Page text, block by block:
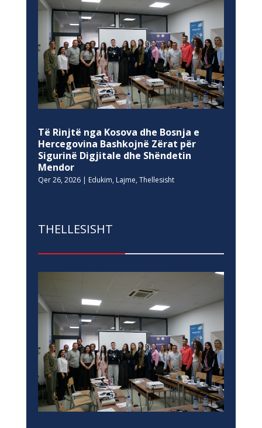
Të Rinjtë nga Kosova dhe Bosnja e
Hercegovina Bashkojnë Zërat për
Sigurinë Digjitale dhe Shëndetin
Mendor
Qer 26, 2026| Edukim, Lajme, Thellesisht
THELLESISHT